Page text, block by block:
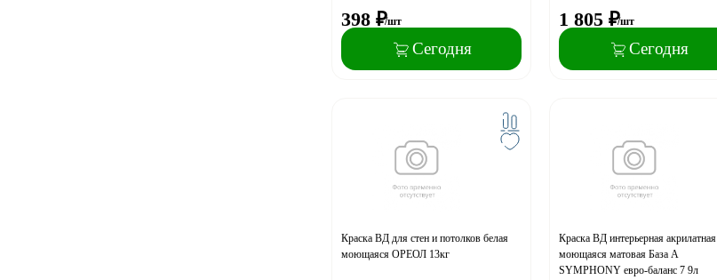
398 ₽/шт
Сегодня
1 805 ₽/шт
Сегодня
Краска ВД для стен и потолков белая
моющаяся ОРЕОЛ 13кг
Краска ВД интерьерная акрилатная
моющаяся матовая База А
SYMPHONY евро-баланс 7 9л